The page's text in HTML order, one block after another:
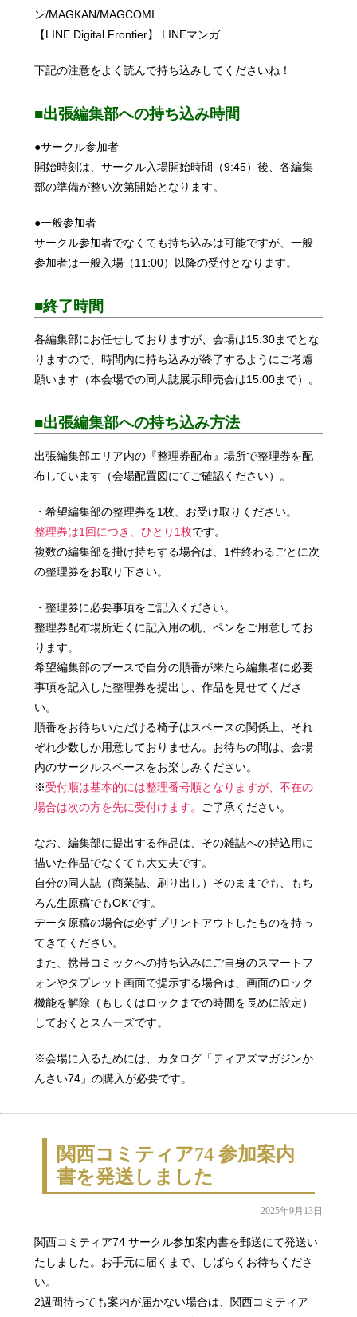
ン/MAGKAN/MAGCOMI
【LINE Digital Frontier】 LINEマンガ
下記の注意をよく読んで持ち込みしてくださいね！
■出張編集部への持ち込み時間
●サークル参加者
開始時刻は、サークル入場開始時間（9:45）後、各編集
部の準備が整い次第開始となります。
●一般参加者
サークル参加者でなくても持ち込みは可能ですが、一般
参加者は一般入場（11:00）以降の受付となります。
■終了時間
各編集部にお任せしておりますが、会場は15:30までとな
りますので、時間内に持ち込みが終了するようにご考慮
願います（本会場での同人誌展示即売会は15:00まで）。
■出張編集部への持ち込み方法
出張編集部エリア内の『整理券配布』場所で整理券を配
布しています（会場配置図にてご確認ください）。
・希望編集部の整理券を1枚、お受け取りください。
整理券は1回につき、ひとり1枚です。
複数の編集部を掛け持ちする場合は、1件終わるごとに次
の整理券をお取り下さい。
・整理券に必要事項をご記入ください。
整理券配布場所近くに記入用の机、ペンをご用意してお
ります。
希望編集部のブースで自分の順番が来たら編集者に必要
事項を記入した整理券を提出し、作品を見せてくださ
い。
順番をお待ちいただける椅子はスペースの関係上、それ
ぞれ少数しか用意しておりません。お待ちの間は、会場
内のサークルスペースをお楽しみください。
※受付順は基本的には整理番号順となりますが、不在の
場合は次の方を先に受付けます。
ご了承ください。
なお、編集部に提出する作品は、その雑誌への持込用に
描いた作品でなくても大丈夫です。
自分の同人誌（商業誌、刷り出し）そのままでも、もち
ろん生原稿でもOKです。
データ原稿の場合は必ずプリントアウトしたものを持っ
てきてください。
また、携帯コミックへの持ち込みにご自身のスマートフ
ォンやタブレット画面で提示する場合は、画面のロック
機能を解除（もしくはロックまでの時間を長めに設定）
しておくとスムーズです。
※会場に入るためには、カタログ「ティアズマガジンか
んさい74」の購入が必要です。
関西コミティア74 参加案内
書を発送しました
2025年9月13日
関西コミティア74 サークル参加案内書を郵送にて発送い
たしました。お手元に届くまで、しばらくお待ちくださ
い。
2週間待っても案内が届かない場合は、関西コミティア